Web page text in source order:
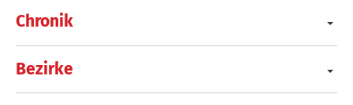
Chronik
Bezirke